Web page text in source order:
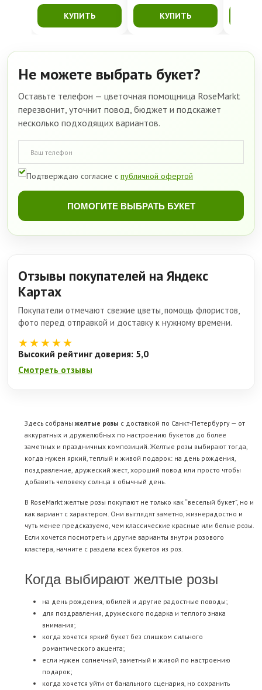
КУПИТЬ КУПИТЬ
Не можете выбрать букет?
Оставьте телефон — цветочная помощница RoseMarkt
перезвонит, уточнит повод, бюджет и подскажет
несколько подходящих вариантов.
Подтверждаю согласие с публичной офертой
ПОМОГИТЕ ВЫБРАТЬ БУКЕТ
Отзывы покупателей на Яндекс
Картах
Покупатели отмечают свежие цветы, помощь флористов,
фото перед отправкой и доставку к нужному времени.
★★★★★
Высокий рейтинг доверия: 5,0
Смотреть отзывы
Здесь собраныжелтые розы с доставкой по Санкт-Петербургу — от
аккуратных и дружелюбных по настроению букетов до более
заметных и праздничных композиций. Желтые розы выбирают тогда,
когда нужен яркий, теплый и живой подарок: на день рождения,
поздравление, дружеский жест, хороший повод или просто чтобы
добавить человеку солнца в обычный день.
В RoseMarkt желтые розы покупают не только как “веселый букет”, но и
как вариант с характером. Они выглядят заметно, жизнерадостно и
чуть менее предсказуемо, чем классические красные или белые розы.
Если хочется посмотреть и другие варианты внутри розового
кластера, начните с раздела всех букетов из роз.
Когда выбирают желтые розы
на день рождения, юбилей и другие радостные поводы;
для поздравления, дружеского подарка и теплого знака
внимания;
когда хочется яркий букет без слишком сильного
романтического акцента;
если нужен солнечный, заметный и живой по настроению
подарок;
когда хочется уйти от банального сценария, но сохранить